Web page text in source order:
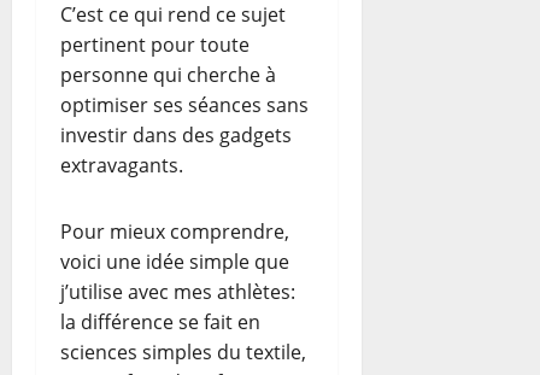
C’est ce qui rend ce sujet
pertinent pour toute
personne qui cherche à
optimiser ses séances sans
investir dans des gadgets
extravagants.
Pour mieux comprendre,
voici une idée simple que
j’utilise avec mes athlètes:
la différence se fait en
sciences simples du textile,